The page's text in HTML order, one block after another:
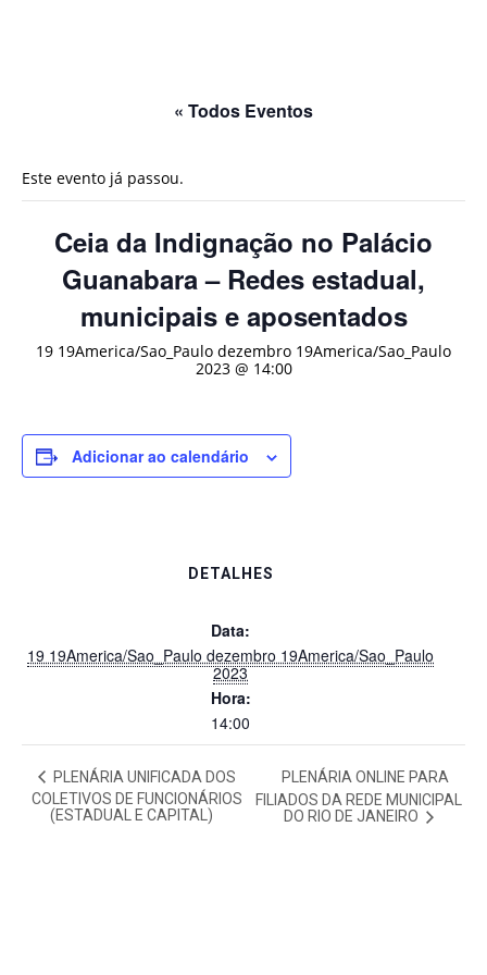
« Todos Eventos
Este evento já passou.
Ceia da Indignação no Palácio
Guanabara – Redes estadual,
municipais e aposentados
19 19America/Sao_Paulo dezembro 19America/Sao_Paulo
2023 @ 14:00
Adicionar ao calendário
DETALHES
Data:
19 19America/Sao_Paulo dezembro 19America/Sao_Paulo
2023
Hora:
14:00
PLENÁRIA UNIFICADA DOS
COLETIVOS DE FUNCIONÁRIOS
(ESTADUAL E CAPITAL)
PLENÁRIA ONLINE PARA
FILIADOS DA REDE MUNICIPAL
DO RIO DE JANEIRO